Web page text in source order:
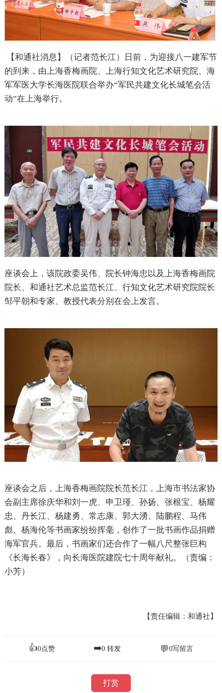
【和通社消息】（记者范长江）日前，为迎接八一建军节
的到来，由上海香梅画院、上海行知文化艺术研究院、海
军军医大学长海医院联合举办“军民共建文化长城笔会活
动”在上海举行。
座谈会上，该院政委吴伟、院长钟海忠以及上海香梅画院
院长、和通社艺术总监范长江、行知文化艺术研究院院长
邹平朝和专家、教授代表分别在会上发言。
座谈会之后，上海香梅画院院长范长江，上海市书法家协
会副主席徐庆华和刘一虎、申卫瑾、孙扬、张根宝、杨耀
忠、丹长江、杨建勇、常志康、郭大湧、陆鹏程、马伟
彪、杨海伦等书画家纷纷挥毫，创作了一批书画作品捐赠
海军官兵。最后，书画家们还合作了一幅八尺整张巨构
《长海长春》，向长海医院建院七十周年献礼。（责编：
小芳）
【责任编辑：和通社】
👍0点赞 ➡️0 转发 💬0写留言
打赏